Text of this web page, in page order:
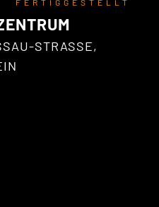
FERTIGGESTELLT
STRASSE, E